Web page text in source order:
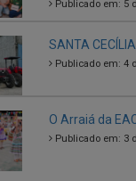
O Arraiá da
Publicado em: 3